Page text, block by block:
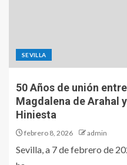
SEVILLA
50 Años de unión
Magdalena de Arahal
Hiniesta
febrero 8, 2026 admin
Sevilla, a 7 de febrero de